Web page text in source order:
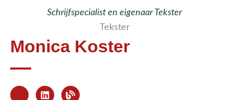
Schrijfspecialist en eigenaar Tekster
Tekster
Monica Koster